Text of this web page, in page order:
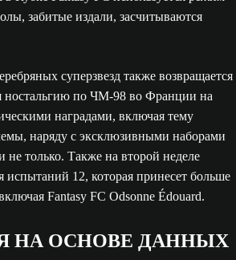
забитые издали, засчитываются
суперзвезд также возвращается
ностальгию по ЧМ-98 во Франции на
наградами, включая тему
наряду с эксклюзивными наборами
не только. Также на второй неделе
испытаний 12, которая принесет больше
Fantasy FC Odsonne Édouard.
НА ОСНОВЕ ДАННЫХ